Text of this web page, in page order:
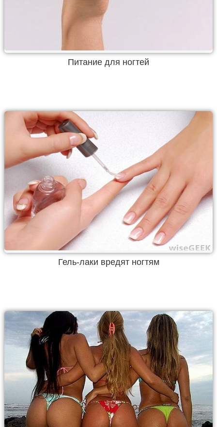
Питание для ногтей
Гель-лаки вредят ногтям